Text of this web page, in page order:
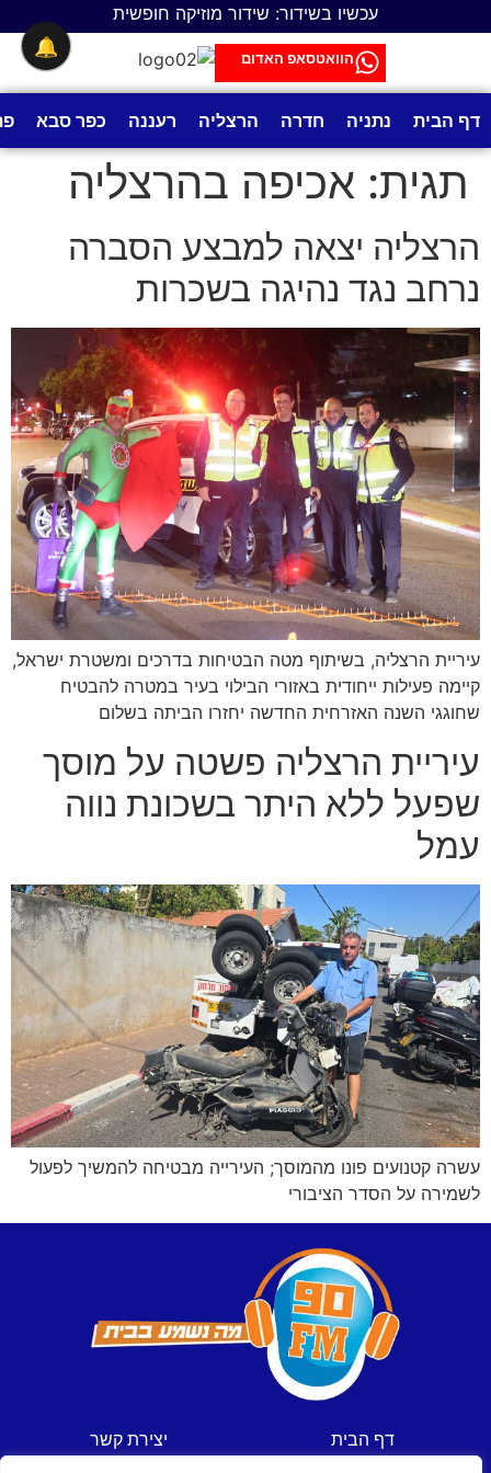
עכשיו בשידור: שידור מוזיקה חופשית
הוואטסאפ האדום
דף הבית נתניה חדרה הרצליה רעננה כפר סבא
תגית: אכיפה בהרצליה
הרצליה יצאה למבצע הסברה
נרחב נגד נהיגה בשכרות
עיריית הרצליה, בשיתוף מטה הבטיחות בדרכים ומשטרת ישראל,
קיימה פעילות ייחודית באזורי הבילוי בעיר במטרה להבטיח
שחוגגי השנה האזרחית החדשה יחזרו הביתה בשלום
עיריית הרצליה פשטה על מוסך
שפעל ללא היתר בשכונת נווה
עמל
עשרה קטנועים פונו מהמוסך; העירייה מבטיחה להמשיך לפעול
לשמירה על הסדר הציבורי
דף הבית
יצירת קשר
🔔